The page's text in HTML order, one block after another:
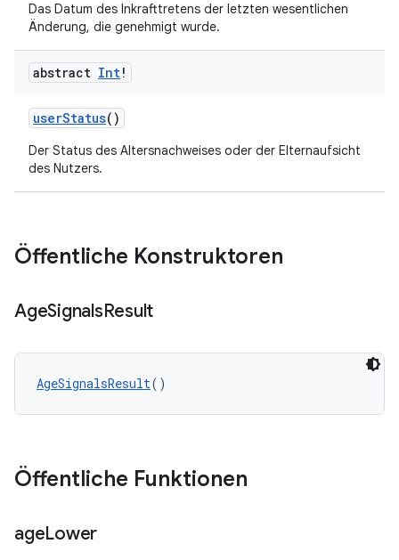
Das Datum des Inkrafttretens der letzten wesentlichen
Änderung, die genehmigt wurde.
abstract Int!
userStatus()
Der Status des Altersnachweises oder der Elternaufsicht
des Nutzers.
Öffentliche Konstruktoren
AgeSignalsResult
AgeSignalsResult()
Öffentliche Funktionen
ageLower